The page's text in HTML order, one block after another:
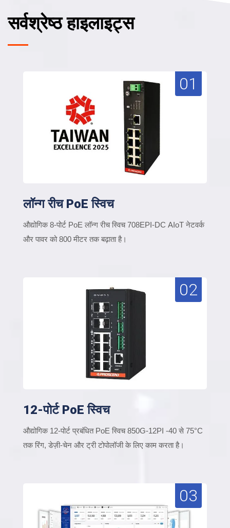
सर्वश्रेष्ठ हाइलाइट्स
01
लॉन्ग रीच PoE स्विच
औद्योगिक 8-पोर्ट PoE लॉन्ग रीच स्विच 708EPI-DC AIoT नेटवर्क
और पावर को 800 मीटर तक बढ़ाता है।
02
12-पोर्ट PoE स्विच
औद्योगिक 12-पोर्ट प्रबंधित PoE स्विच 850G-12PI -40 से 75°C
तक रिंग, डेज़ी-चेन और ट्री टोपोलॉजी के लिए काम करता है।
03